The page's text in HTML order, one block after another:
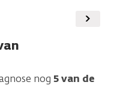
nog 5 van de